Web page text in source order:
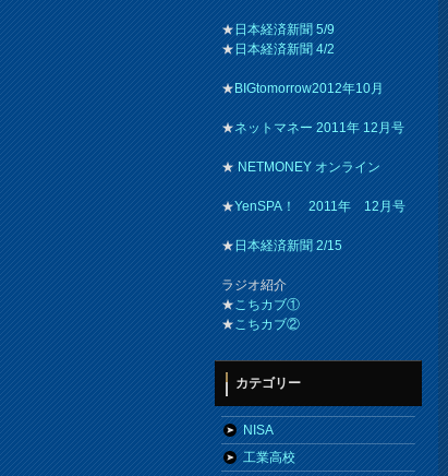
★日本経済新聞 5/9
★日本経済新聞 4/2
★BIGtomorrow2012年10月
★ネットマネー 2011年 12月号
★NETMONEY オンライン
★YenSPA！ 2011年 12月号
★日本経済新聞 2/15
ラジオ紹介
★こちカブ①
★こちカブ②
カテゴリー
NISA
工業高校